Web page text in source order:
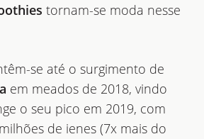
tornam-se moda nesse
se até o surgimento de
em meados de 2018, vindo
o seu pico em 2019, com
de ienes (7x mais do